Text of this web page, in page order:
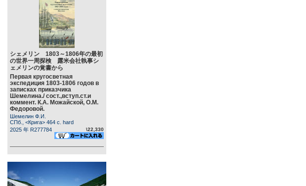
シェメリン 1803～1806年の最初
の世界一周探検 露米会社執事シ
ェメリンの覚書から
Первая кругосветная
экспедиция 1803-1806 годов в
записках приказчика
Шемелина./ сост.,вступ.ст.и
коммент. К.А. Можайской, О.М.
Федоровой.
Шемелин Ф.И.
СПб., <Крига> 464 c. hard
2025 年 R277784
\22,330